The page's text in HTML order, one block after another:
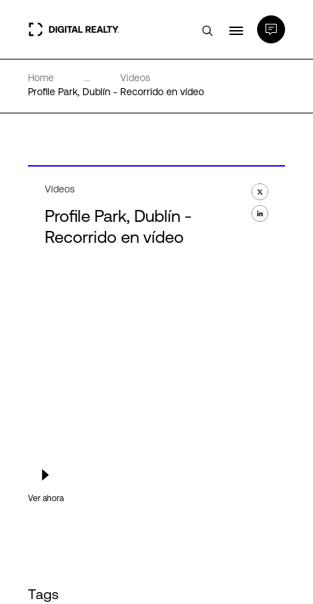
Centros de Datos
Experiencia y recursos
Home ...
Videos
Profile Park, Dublín - Recorrido en vídeo
Vídeos
Profile Park, Dublín -
Recorrido en vídeo
Ver ahora
Tags